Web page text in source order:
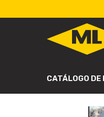
CATÁLOGO DE